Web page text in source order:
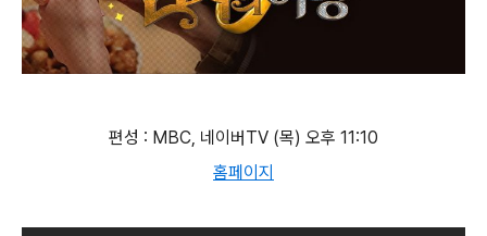
편성 : MBC, 네이버TV (목) 오후 11:10
홈페이지